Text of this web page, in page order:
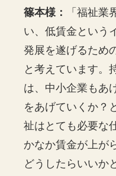
篠本様：
「福祉業
い、低賃金という
発展を遂げるため
と考えています。
は、中小企業もあ
をあげていくか？
祉はとても必要な
かなか賃金が上が
どうしたらいいか